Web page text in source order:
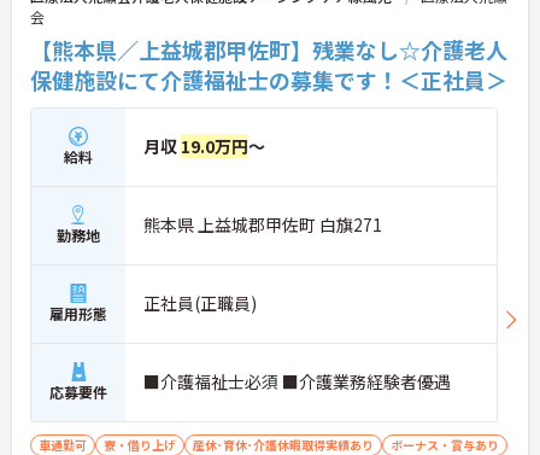
会
【熊本県／上益城郡甲佐町】残業なし☆介護老人
保健施設にて介護福祉士の募集です！＜正社員＞
給料 月収 19.0万円～
勤務地 熊本県 上益城郡甲佐町 白旗271
雇用形態 正社員(正職員)
応募要件 ■介護福祉士必須 ■介護業務経験者優遇
車通勤可 寮・借り上げ 産休･育休･介護休暇取得実績あり
ボーナス・賞与あり